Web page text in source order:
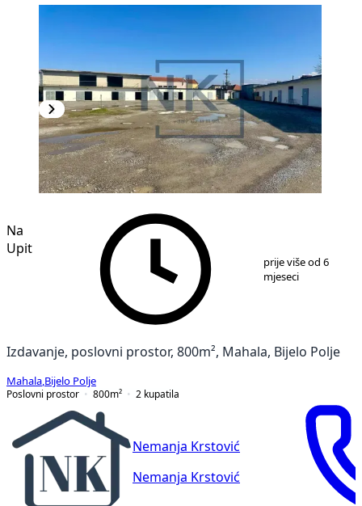
9
Na
Upit
prije više od 6
mjeseci
Izdavanje, poslovni prostor, 800m², Mahala, Bijelo Polje
Mahala Bijelo Polje
Poslovni prostor
800m² 2 kupatila
Nemanja Krstović
Nemanja Krstović